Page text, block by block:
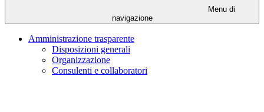
Menu di
navigazione
Amministrazione trasparente
Disposizioni generali
Organizzazione
Consulenti e collaboratori